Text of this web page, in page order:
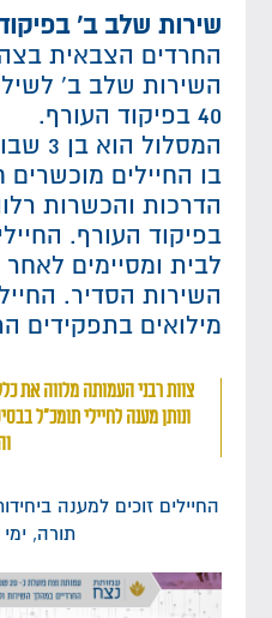
שירות שלב ב'
החרדים הצבאית
40 בפיקוד העורף.
הדרכות והכשרות
בפיקוד העורף.
השירות הסדיר.
מילואים בתפקידים
צוות רבני העמותה מלווה את
ונותן מענה לחיילי תומכ"ל
החיילים זוכים למענה
תורה, ימי